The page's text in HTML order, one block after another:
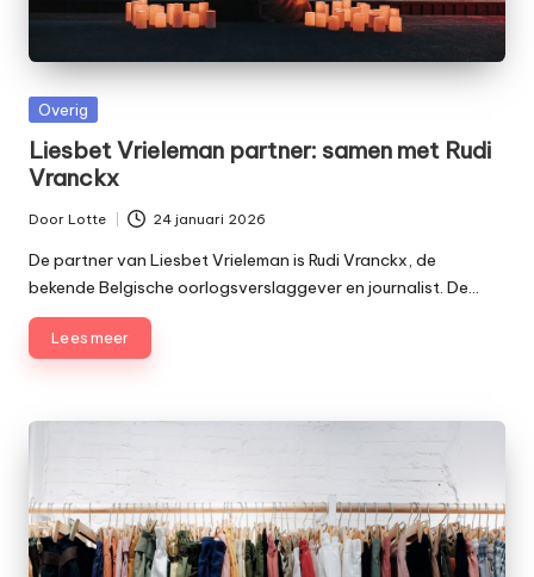
e
t
Geplaatst
Overig
Liesbet Vrieleman partner: samen met Rudi
Vranckx
Geplaatst
door
Door Lotte 24 januari 2026
De partner van Liesbet Vrieleman is Rudi Vranckx, de
bekende Belgische oorlogsverslaggever en journalist. De…
Lees meer